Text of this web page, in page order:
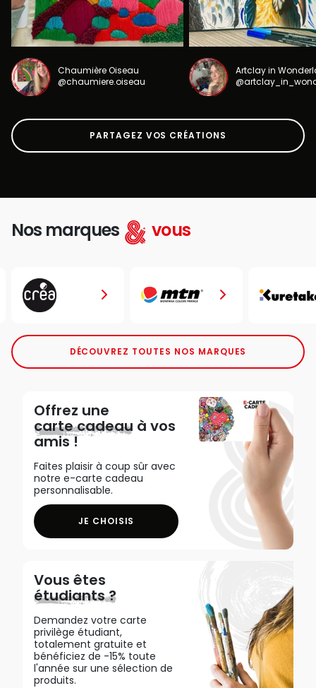
Chaumière Oiseau
@chaumiere.oiseau
Artclay in
PARTAGEZ VOS CRÉATIONS
Nos marques vous
DÉCOUVREZ TOUTES NOS MARQUES
Offrez une
carte cadeau à vos
amis !
Faites plaisir à coup sûr avec
notre e-carte cadeau
personnalisable.
JE CHOISIS
Vous êtes
étudiants ?
Demandez votre carte
privilège étudiant,
totalement gratuite et
bénéficiez de -15% toute
l'année sur une sélection de
produits.